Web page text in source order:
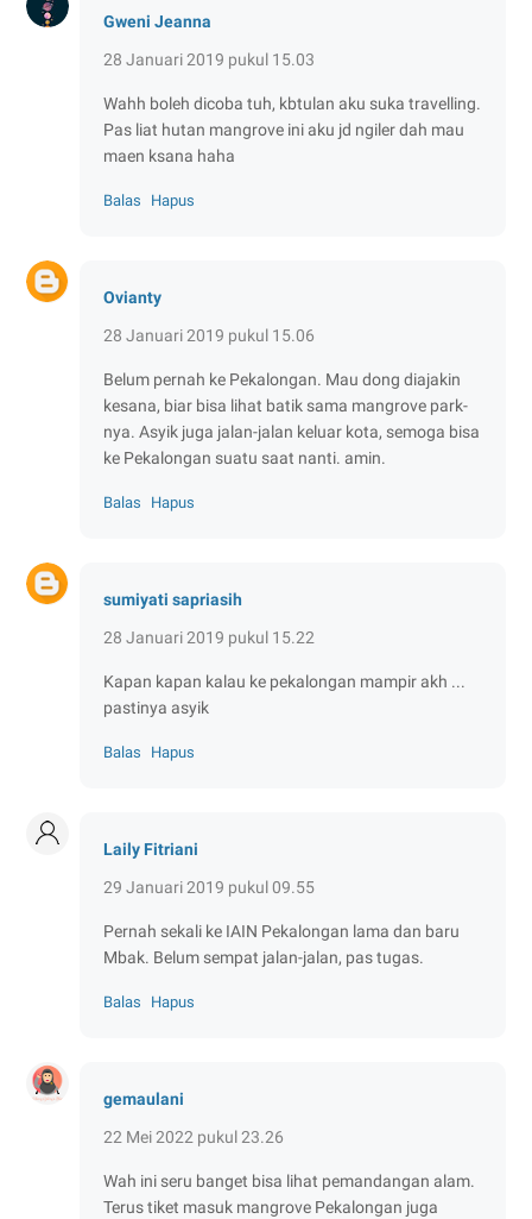
Gweni Jeanna
28 Januari 2019 pukul 15.03
Wahh boleh dicoba tuh, kbtulan aku suka travelling.
Pas liat hutan mangrove ini aku jd ngiler dah mau
maen ksana haha
Balas Hapus
Ovianty
28 Januari 2019 pukul 15.06
Belum pernah ke Pekalongan. Mau dong diajakin
kesana, biar bisa lihat batik sama mangrove park-
nya. Asyik juga jalan-jalan keluar kota, semoga bisa
ke Pekalongan suatu saat nanti. amin.
Balas Hapus
sumiyati sapriasih
28 Januari 2019 pukul 15.22
Kapan kapan kalau ke pekalongan mampir akh ...
pastinya asyik
Balas Hapus
Laily Fitriani
29 Januari 2019 pukul 09.55
Pernah sekali ke IAIN Pekalongan lama dan baru
Mbak. Belum sempat jalan-jalan, pas tugas.
Balas Hapus
gemaulani
22 Mei 2022 pukul 23.26
Wah ini seru banget bisa lihat pemandangan alam.
Terus tiket masuk mangrove Pekalongan juga